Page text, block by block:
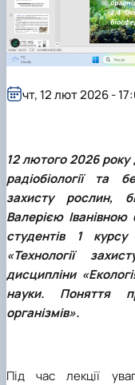
12 лютого 2026 року
радіобіології та
захисту рослин,
Валерією Іванівною
студентів 1
«Технології
дисципліни
науки. Поняття
організмів».
Під час лекції
чт, 12 лют 2026 -